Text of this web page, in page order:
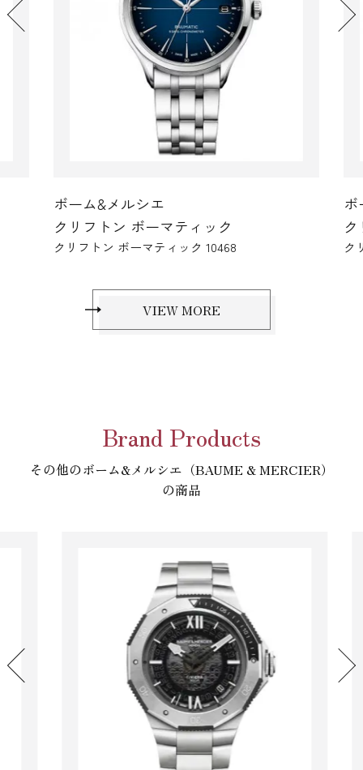
ボーム&メルシエ
クリフトン ボーマティック
クリフトン ボーマティック 10468
ボ
ク
VIEW MORE
Brand Products
その他のボーム&メルシエ（BAUME & MERCIER）
の商品